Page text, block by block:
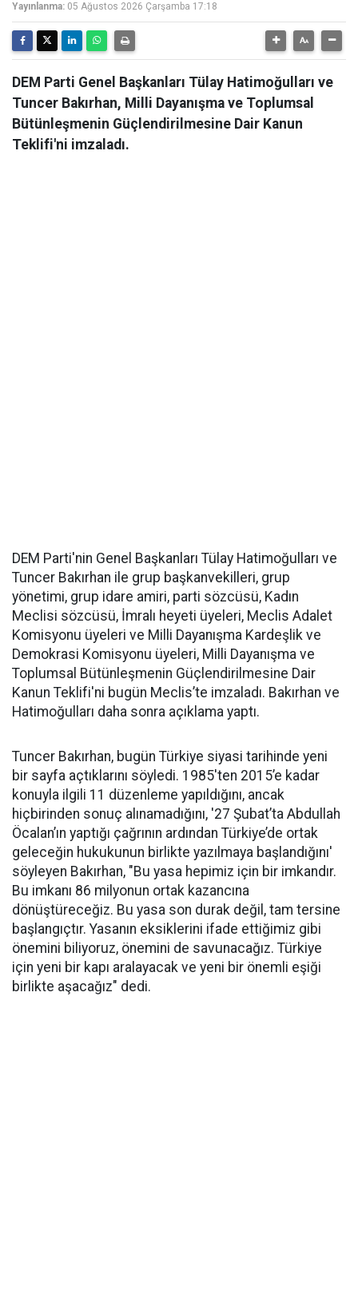
Yayınlanma: 05 Ağustos 2026 Çarşamba 17:18
DEM Parti Genel Başkanları Tülay Hatimoğulları ve
Tuncer Bakırhan, Milli Dayanışma ve Toplumsal
Bütünleşmenin Güçlendirilmesine Dair Kanun
Teklifi'ni imzaladı.
DEM Parti'nin Genel Başkanları Tülay Hatimoğulları ve
Tuncer Bakırhan ile grup başkanvekilleri, grup
yönetimi, grup idare amiri, parti sözcüsü, Kadın
Meclisi sözcüsü, İmralı heyeti üyeleri, Meclis Adalet
Komisyonu üyeleri ve Milli Dayanışma Kardeşlik ve
Demokrasi Komisyonu üyeleri, Milli Dayanışma ve
Toplumsal Bütünleşmenin Güçlendirilmesine Dair
Kanun Teklifi'ni bugün Meclis’te imzaladı. Bakırhan ve
Hatimoğulları daha sonra açıklama yaptı.
Tuncer Bakırhan, bugün Türkiye siyasi tarihinde yeni
bir sayfa açtıklarını söyledi. 1985'ten 2015’e kadar
konuyla ilgili 11 düzenleme yapıldığını, ancak
hiçbirinden sonuç alınamadığını, '27 Şubat’ta Abdullah
Öcalan’ın yaptığı çağrının ardından Türkiye’de ortak
geleceğin hukukunun birlikte yazılmaya başlandığını'
söyleyen Bakırhan, "Bu yasa hepimiz için bir imkandır.
Bu imkanı 86 milyonun ortak kazancına
dönüştüreceğiz. Bu yasa son durak değil, tam tersine
başlangıçtır. Yasanın eksiklerini ifade ettiğimiz gibi
önemini biliyoruz, önemini de savunacağız. Türkiye
için yeni bir kapı aralayacak ve yeni bir önemli eşiği
birlikte aşacağız" dedi.